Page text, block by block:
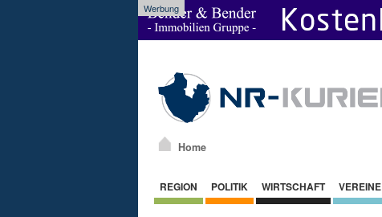
Werbung
Home
REGION POLITIK WIRTSCHAFT VEREINE